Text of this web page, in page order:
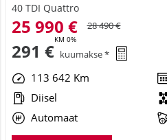
40 TDI Quattro
25 990 €
KM 0%
28 490 €
291 € kuumakse *
113 642 Km
Diisel
Automaat